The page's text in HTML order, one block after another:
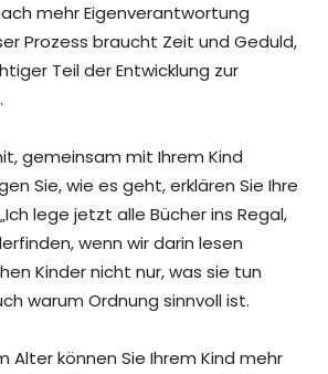
mehr Eigenverantwortung
Prozess braucht Zeit und Geduld,
Teil der Entwicklung zur
gemeinsam mit Ihrem Kind
Sie, wie es geht, erklären Sie Ihre
lege jetzt alle Bücher ins Regal,
wenn wir darin lesen
Kinder nicht nur, was sie tun
warum Ordnung sinnvoll ist.
Alter können Sie Ihrem Kind mehr